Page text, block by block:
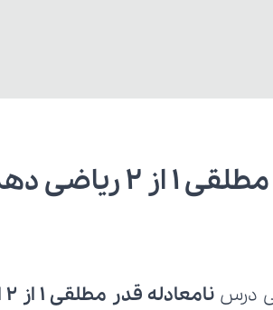
دهم ریاضی
درس نامعادله قدر مطلقی 1 از 2